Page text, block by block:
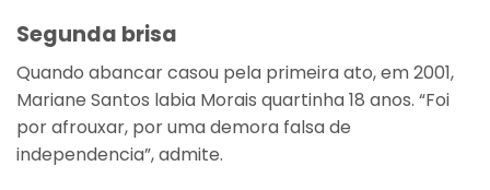
Segunda brisa
Quando abancar casou pela primeira ato, em 2001,
Mariane Santos labia Morais quartinha 18 anos. “Foi
por afrouxar, por uma demora falsa de
independencia”, admite.